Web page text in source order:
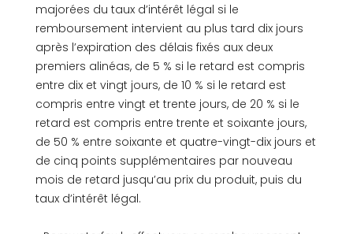
majorées du taux d’intérêt légal si le
remboursement intervient au plus tard dix jours
après l’expiration des délais fixés aux deux
premiers alinéas, de 5 % si le retard est compris
entre dix et vingt jours, de 10 % si le retard est
compris entre vingt et trente jours, de 20 % si le
retard est compris entre trente et soixante jours,
de 50 % entre soixante et quatre-vingt-dix jours et
de cinq points supplémentaires par nouveau
mois de retard jusqu’au prix du produit, puis du
taux d’intérêt légal.